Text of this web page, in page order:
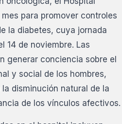
para promover controles
la diabetes, cuya jornada
14 de noviembre. Las
generar conciencia sobre el
y social de los hombres,
disminución natural de la
de los vínculos afectivos.